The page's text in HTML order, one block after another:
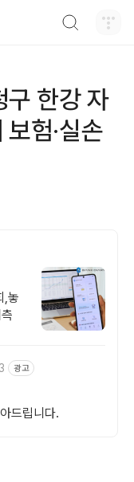
구 한강 자
험·실손
,놓
광고
드립니다.